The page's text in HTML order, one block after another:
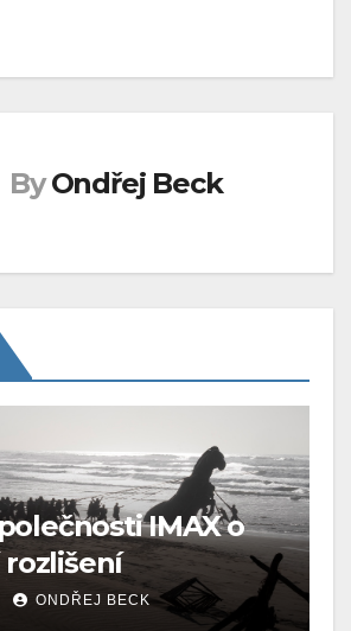
By Ondřej Beck
IMAX o
ONDŘEJ BECK